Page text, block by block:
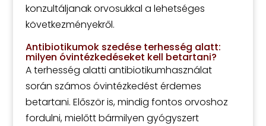
konzultáljanak orvosukkal a lehetséges
következményekről.
Antibiotikumok szedése terhesség alatt:
milyen óvintézkedéseket kell betartani?
A terhesség alatti antibiotikumhasználat
során számos óvintézkedést érdemes
betartani. Először is, mindig fontos orvoshoz
fordulni, mielőtt bármilyen gyógyszert